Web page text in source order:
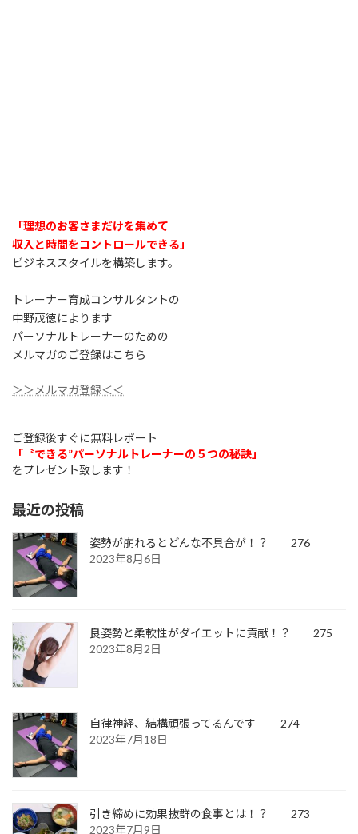
「理想のお客さまだけを集めて
収入と時間をコントロールできる」
ビジネススタイルを構築します。
トレーナー育成コンサルタントの
中野茂徳によります
パーソナルトレーナーのための
メルマガのご登録はこちら
＞＞メルマガ登録＜＜
ご登録後すぐに無料レポート
「〝できる”パーソナルトレーナーの５つの秘訣」
をプレゼント致します！
最近の投稿
姿勢が崩れるとどんな不具合が！？ 276
2023年8月6日
良姿勢と柔軟性がダイエットに貢献！？ 275
2023年8月2日
自律神経、結構頑張ってるんです 274
2023年7月18日
引き締めに効果抜群の食事とは！？ 273
2023年7月9日